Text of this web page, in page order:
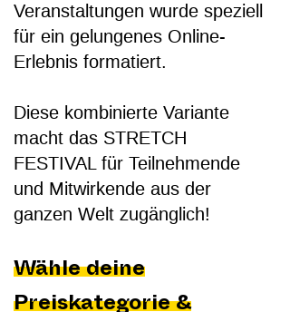
Veranstaltungen wurde speziell
für ein gelungenes Online-
Erlebnis formatiert.
Diese kombinierte Variante
macht das STRETCH
FESTIVAL für Teilnehmende
und Mitwirkende aus der
ganzen Welt zugänglich!
Wähle deine
Preiskategorie &